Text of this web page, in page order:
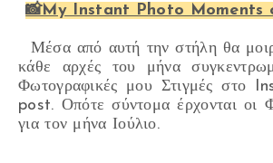
📸My Instant Photo Moments
Μέσα από αυτή την στήλη θα
κάθε αρχές του μήνα
Φωτογραφικές μου Στιγμές στο
post. Οπότε σύντομα έρχονται οι
για τον μήνα Ιούλιο.